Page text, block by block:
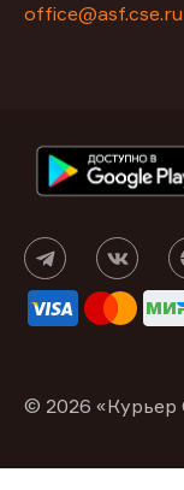
office@asf.cse.ru
© 2026 «Курьер